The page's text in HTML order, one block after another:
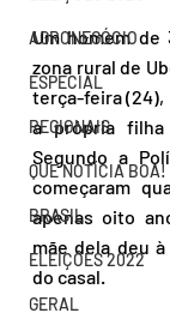
AGRONEGÓCIO
ESPECIAL
REGIONAIS
QUE NOTÍCIA BOA!
BRASIL
ELEIÇÕES 2022
GERAL
Um homem de
zona rural de
terça-feira
a própria
Segundo a
começaram
apenas oito
mãe dela deu
do casal.